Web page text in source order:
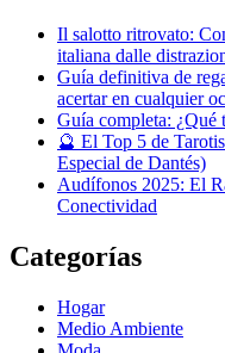
Il salotto ritrovato:
italiana dalle
Guía definitiva de
acertar en cualquier
Guía completa: ¿Qué
🔮 El Top 5 de
Especial de Dantés)
Audífonos 2025: El
Conectividad
Categorías
Hogar
Medio Ambiente